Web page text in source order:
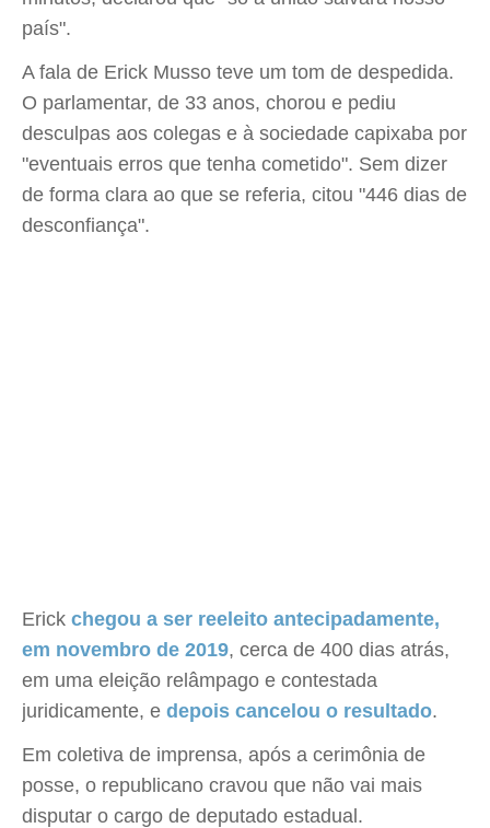
país".
A fala de Erick Musso teve um tom de despedida.
O parlamentar, de 33 anos, chorou e pediu
desculpas aos colegas e à sociedade capixaba por
"eventuais erros que tenha cometido". Sem dizer
de forma clara ao que se referia, citou "446 dias de
desconfiança".
Erick chegou a ser reeleito antecipadamente,
em novembro de 2019, cerca de 400 dias atrás,
em uma eleição relâmpago e contestada
juridicamente, e depois cancelou o resultado.
Em coletiva de imprensa, após a cerimônia de
posse, o republicano cravou que não vai mais
disputar o cargo de deputado estadual.